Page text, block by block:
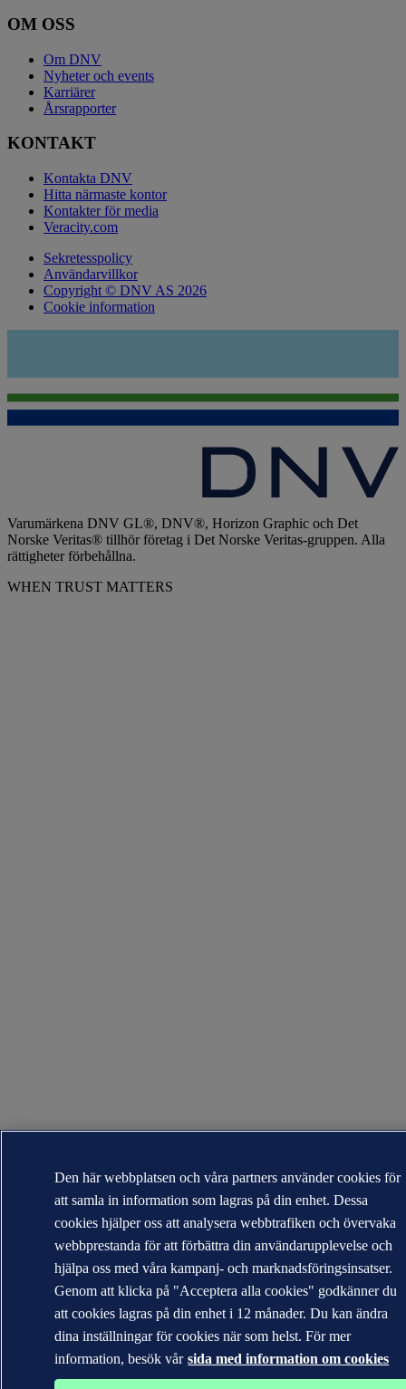
OM OSS
Om DNV
Nyheter och events
Karriärer
Årsrapporter
KONTAKT
Kontakta DNV
Hitta närmaste kontor
Kontakter för media
Veracity.com
Sekretesspolicy
Användarvillkor
Copyright © DNV AS 2026
Cookie information
Varumärkena DNV GL®, DNV®, Horizon Graphic och Det
Norske Veritas® tillhör företag i Det Norske Veritas-gruppen. Alla
rättigheter förbehållna.
WHEN TRUST MATTERS
Den här webbplatsen och våra partners använder cookies för
att samla in information som lagras på din enhet. Dessa
cookies hjälper oss att analysera webbtrafiken och övervaka
webbprestanda för att förbättra din användarupplevelse och
hjälpa oss med våra kampanj- och marknadsföringsinsatser.
Genom att klicka på "Acceptera alla cookies" godkänner du
att cookies lagras på din enhet i 12 månader. Du kan ändra
dina inställningar för cookies när som helst. För mer
information, besök vår sida med information om cookies